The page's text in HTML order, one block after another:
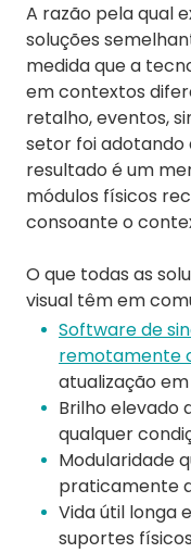
A razão pela qual
soluções
medida que a
em contextos
retalho, eventos,
setor foi adotando
resultado é um
módulos físicos
consoante o
O que todas as
visual têm em
Software de
remotamente
atualização
Brilho elevado
qualquer
Modularidade
praticamente
Vida útil longa
suportes